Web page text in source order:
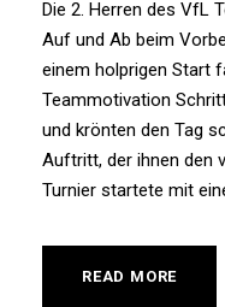
Die 2. Herren des VfL
Auf und Ab beim
einem holprigen Start
Teammotivation
und krönten den Tag
Auftritt, der ihnen den
Turnier startete mit
READ MORE